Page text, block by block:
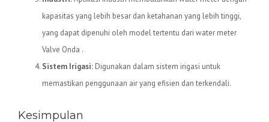
kapasitas yang lebih besar dan ketahanan yang lebih tinggi,
yang dapat dipenuhi oleh model tertentu dari water meter
Valve Onda .
Sistem Irigasi: Digunakan dalam sistem irigasi untuk
memastikan penggunaan air yang efisien dan terkendali.
Kesimpulan